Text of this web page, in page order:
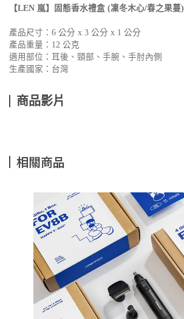
【LEN 嵐】固態香水禮盒 (凜冬木心/春之果蔓)
產品尺寸：6 公分 x 3 公分 x 1 公分
產品重量：12 公克
適用部位：耳後、頸部、手腕、手肘內側
生產國家：台灣
商品影片
相關商品